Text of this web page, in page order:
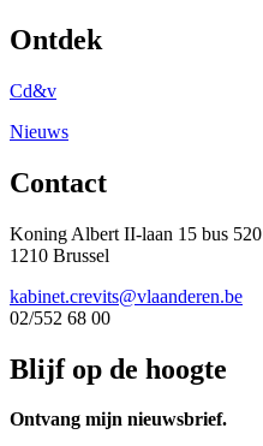
Ontdek
Cd&v
Nieuws
Contact
Koning Albert II-laan 15 bus 520
1210 Brussel
kabinet.crevits@vlaanderen.be
02/552 68 00
Blijf op de hoogte
Ontvang mijn nieuwsbrief.